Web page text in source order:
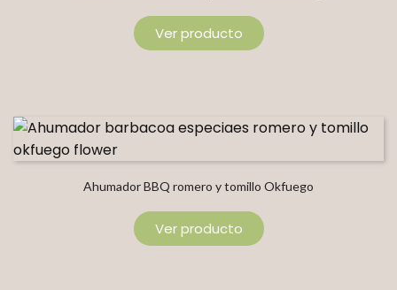
Ver producto
Ahumador BBQ romero y tomillo Okfuego
Ver producto